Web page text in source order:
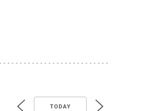
TODAY